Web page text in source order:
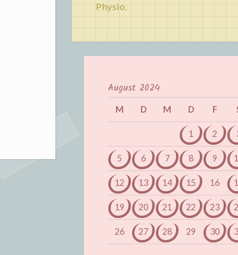
Physio.
August 2024
M D M D F
1 2
5 6 7 8 9
12 13 14 15 16
19 20 21 22 23
26 27 28 29 30